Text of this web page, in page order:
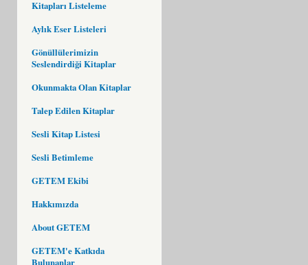
Kitapları Listeleme
Aylık Eser Listeleri
Gönüllülerimizin
Seslendirdiği Kitaplar
Okunmakta Olan Kitaplar
Talep Edilen Kitaplar
Sesli Kitap Listesi
Sesli Betimleme
GETEM Ekibi
Hakkımızda
About GETEM
GETEM'e Katkıda
Bulunanlar